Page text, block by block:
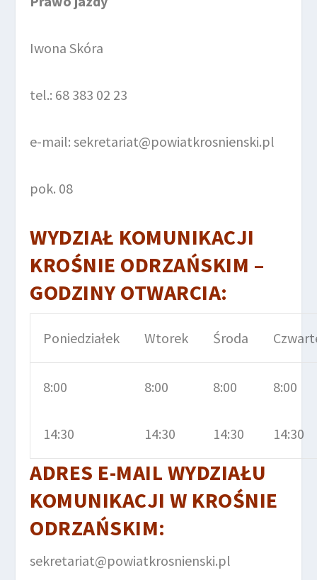
Iwona Skóra
tel.: 68 383 02 23
e-mail: sekretariat@powiatkrosnienski.pl
pok. 08
WYDZIAŁ KOMUNIKACJI
KROŚNIE ODRZAŃSKIM –
GODZINY OTWARCIA:
Poniedziałek Wtorek Środa
8:00
14:30
8:00
14:30
8:00
14:30
8:00
14:30
ADRES E-MAIL WYDZIAŁU
KOMUNIKACJIW KROŚNIE
ODRZAŃSKIM:
sekretariat@powiatkrosnienski.pl